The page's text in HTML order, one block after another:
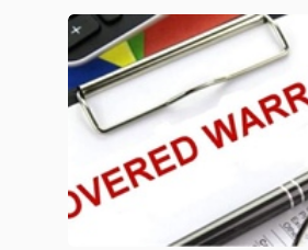
MÔ
NGÀNH